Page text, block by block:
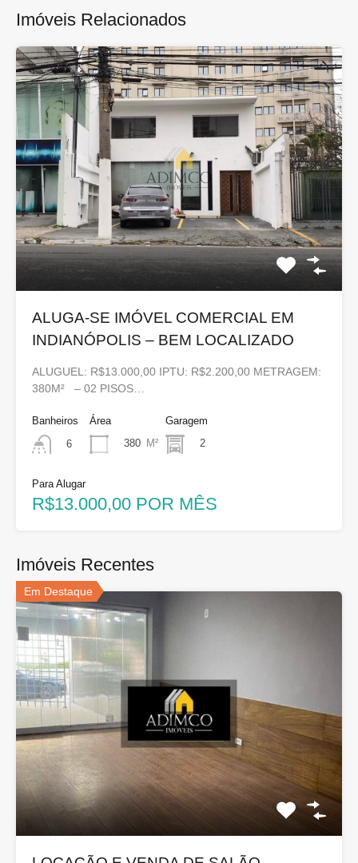
Imóveis Relacionados
ALUGA-SE IMÓVEL COMERCIAL EM
INDIANÓPOLIS – BEM LOCALIZADO
ALUGUEL: R$13.000,00 IPTU: R$2.200,00 METRAGEM:
380M² – 02 PISOS…
Banheiros
6
Área
380 M²
Garagem
2
Para Alugar
R$13.000,00 POR MÊS
Imóveis Recentes
Em Destaque